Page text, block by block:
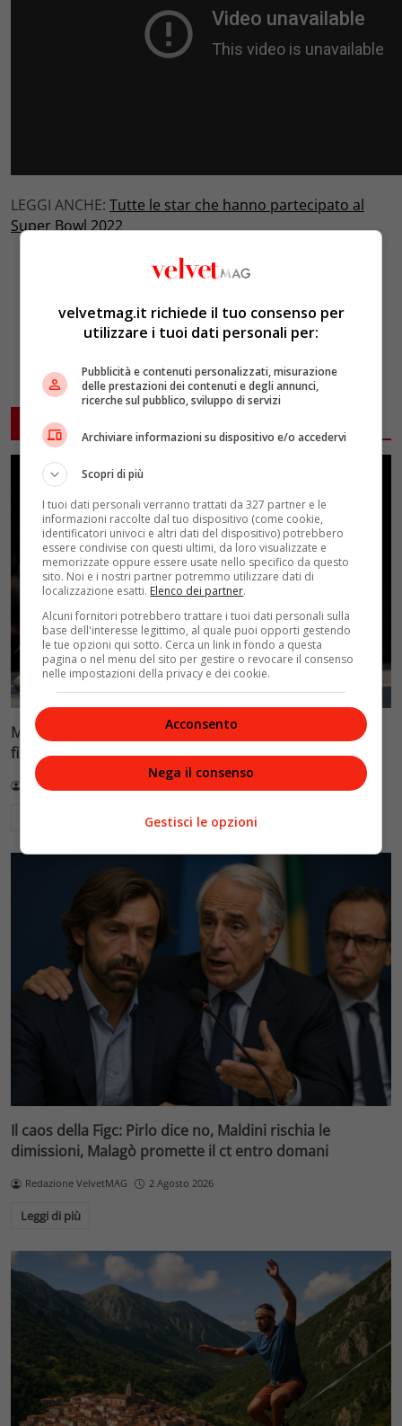
LEGGI ANCHE: Tutte le star che hanno partecipato al
Super Bowl 2022
ARTICOLI CORRELATI
Mondiali di scherma a Hong Kong, doppietta Italia nel
fioretto: Favaretto batte Errigo in finale
Redazione VelvetMAG
Il caos della Figc: Pirlo dice no, Maldini rischia le
dimissioni, Malagò promette il ct entro domani
Redazione VelvetMAG 2 Agosto 2026
Leggi di più
velvetmag.it richiede il tuo consenso per
utilizzare i tuoi dati personali per:
Pubblicità e contenuti personalizzati, misurazione
delle prestazioni dei contenuti e degli annunci,
ricerche sul pubblico, sviluppo di servizi
Archiviare informazioni su dispositivo e/o accedervi
Scopri di più
I tuoi dati personali verranno trattati da 327 partner e le
informazioni raccolte dal tuo dispositivo (come cookie,
identificatori univoci e altri dati del dispositivo) potrebbero
essere condivise con questi ultimi, da loro visualizzate e
memorizzate oppure essere usate nello specifico da questo
sito. Noi e i nostri partner potremmo utilizzare dati di
localizzazione esatti. Elenco dei partner.
Alcuni fornitori potrebbero trattare i tuoi dati personali sulla
base dell'interesse legittimo, al quale puoi opporti gestendo
le tue opzioni qui sotto. Cerca un link in fondo a questa
pagina o nel menu del sito per gestire o revocare il consenso
nelle impostazioni della privacy e dei cookie.
Acconsento
Nega il consenso
Gestisci le opzioni